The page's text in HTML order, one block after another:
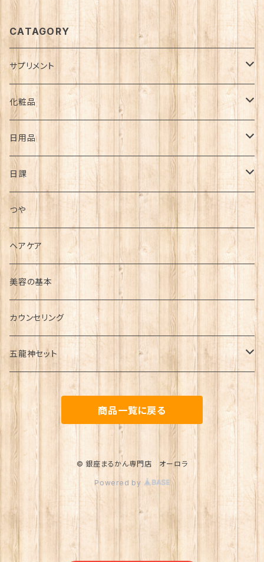
CATAGORY
サプリメント
ダイエット
疾患
高血圧
糖尿病
便秘
花粉症
アトピー
むくみ
うつ・パニック
冷え
飛蚊症
不眠
疲れ・痛み
腰痛
肩こり
頭痛
ストレス
美容
シミ
シワ
若返り・健康維持
化粧品
スキンケア・基礎化粧品
メイクアップ用品
大セレブシリーズ
日用品
バスアイテム
その他
日課
毎日の日課
毎食前の日課
毎朝の日課
つや
ヘアケア
美容の基本
カウンセリング
五龍神セット
金龍セット
青龍セット
赤龍セット
白龍セット
黒龍セット
商品一覧に戻る
© 銀座まるかん専門店 オーロラ
Powered by